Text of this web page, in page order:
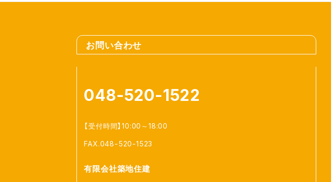
お問い合わせ
048-520-1522
【受付時間】10:00～18:00
FAX.048-520-1523
有限会社築地住建